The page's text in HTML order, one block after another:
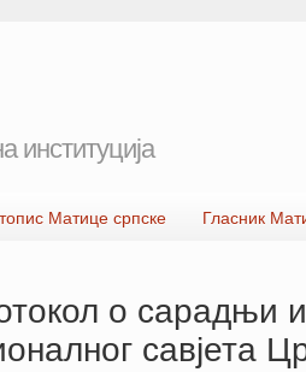
институција
Матице српске Гласник
о сарадњи
савјета